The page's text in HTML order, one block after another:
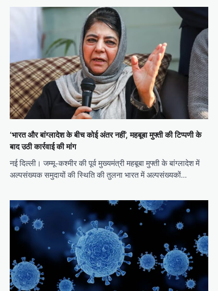
‘भारत और बांग्लादेश के बीच कोई अंतर नहीं’, महबूबा मुफ्ती की टिप्पणी के
बाद उठी कार्रवाई की मांग
नई दिल्ली। जम्मू-कश्मीर की पूर्व मुख्यमंत्री महबूबा मुफ्ती के बांग्लादेश में
अल्पसंख्यक समुदायों की स्थिति की तुलना भारत में अल्पसंख्यकों…